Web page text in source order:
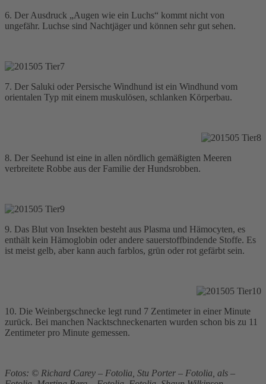
6. Der Ausdruck „Augen wie ein Luchs“ kommt nicht von
ungefähr. Luchse sind Nachtjäger und können sehr gut sehen.
7. Der Saluki oder Persische Windhund ist ein Windhund vom
orientalen Typ mit einem muskulösen, schlanken Körperbau.
8. Der Seehund ist eine in allen nördlich gemäßigten Meeren
verbreitete Robbe aus der Familie der Hundsrobben.
9. Das Blut von Insekten besteht aus Plasma und Hämocyten, es
enthält kein Hämoglobin oder andere sauerstoffbindende Stoffe. Es
ist meist gelb, aber kann auch farblos, grün oder rot gefärbt sein.
10. Die Weinbergschnecke legt rund 7 Zentimeter in einer Minute
zurück. Bei manchen Nacktschneckenarten wurden schon bis zu 11
Zentimeter pro Minute gemessen.
Fotos: © Richard Carey – Fotolia, Stu Porter – Fotolia, als –